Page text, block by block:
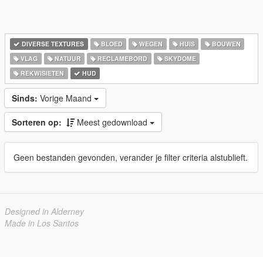
DIVERSE TEXTURES BLOED WEGEN HUIS
BOUWEN
VLAG
NATUUR RECLAMEBORD
SKYDOME
REKWISIETEN
HUD
Sinds: Vorige Maand
Sorteren op: Meest gedownload
Geen bestanden gevonden, verander je filter criteria alstublieft.
Designed in Alderney
Made in Los Santos